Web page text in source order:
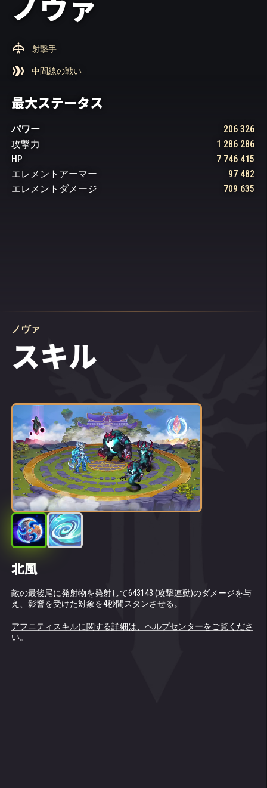
射撃手
中間線の戦い
最大ステータス
パワー
206 326
攻撃力
1 286 286
HP
7 746 415
エレメントアーマー
97 482
エレメントダメージ
709 635
ノヴァ
スキル
北風
敵の最後尾に発射物を発射して643143 (攻撃連動)のダメージを与
え、影響を受けた対象を4秒間スタンさせる。
アフニティスキルに関する詳細は、ヘルプセンターをご覧くださ
い。
深淵の祝福 (水の精霊のトーテム)
戦場に自チームの水のタイタンが3体以上いる場合に使用可能。
10秒間味方のタイタンを回復し、近くの敵にダメージを与える。
ンに分配する。
発動ごとのダメージと合計回復量：595687.5。